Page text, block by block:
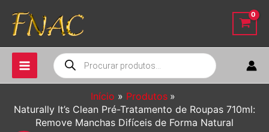
para
conteúdo
Pesquisar
produtos
Início
Produtos
Naturally It’s Clean Pré-Tratamento de Roupas 710ml:
Remove Manchas Difíceis de Forma Natural